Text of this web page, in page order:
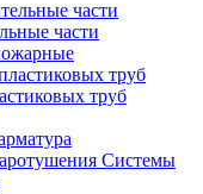
части
труб
Системы